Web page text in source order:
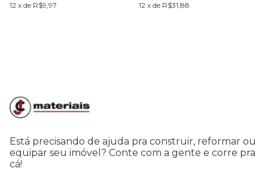
12 x de R$9,97 12 x de R$31,88
Está precisando de ajuda pra construir, reformar ou
equipar seu imóvel? Conte com a gente e corre pra
cá!